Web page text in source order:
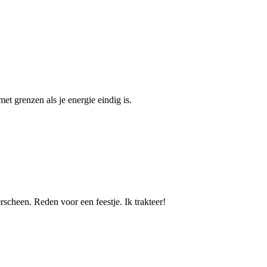
grenzen als je energie eindig is.
Reden voor een feestje. Ik trakteer!